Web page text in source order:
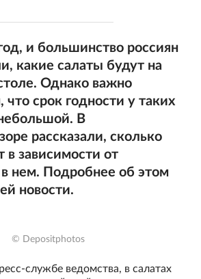
и большинство россиян
какие салаты будут на
Однако важно
что срок годности у таких
В
рассказали, сколько
в зависимости от
в нем. Подробнее об этом
новости.
© Depositphotos
службе ведомства, в салатах